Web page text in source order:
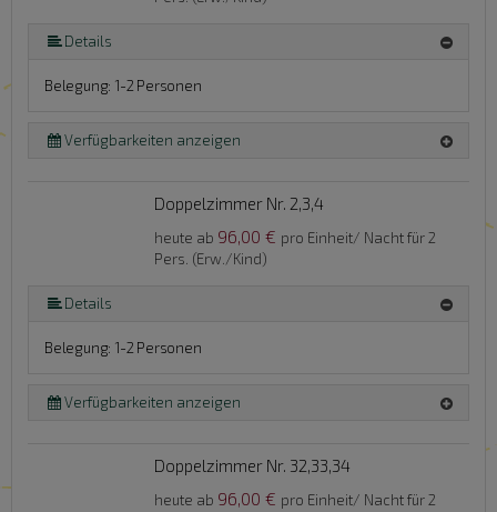
Details
Belegung: 1-2 Personen
Verfügbarkeiten anzeigen
Doppelzimmer Nr. 2,3,4
heute ab 96,00 € pro Einheit/ Nacht für 2
Pers. (Erw./Kind)
Details
Belegung: 1-2 Personen
Verfügbarkeiten anzeigen
Doppelzimmer Nr. 32,33,34
heute ab 96,00 € pro Einheit/ Nacht für 2